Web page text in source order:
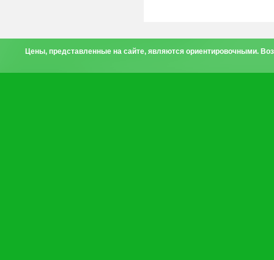
Цены, представленные на сайте, являются ориентировочными.